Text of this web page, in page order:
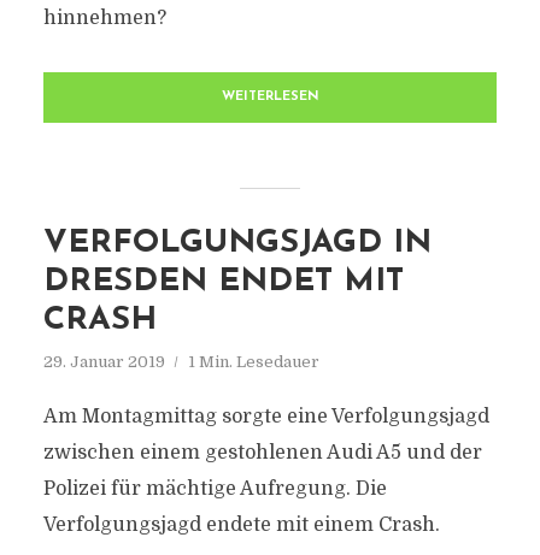
hinnehmen?
WEITERLESEN
VERFOLGUNGSJAGD IN
DRESDEN ENDET MIT
CRASH
29. Januar 2019 1 Min. Lesedauer
Am Montagmittag sorgte eine Verfolgungsjagd
zwischen einem gestohlenen Audi A5 und der
Polizei für mächtige Aufregung. Die
Verfolgungsjagd endete mit einem Crash.